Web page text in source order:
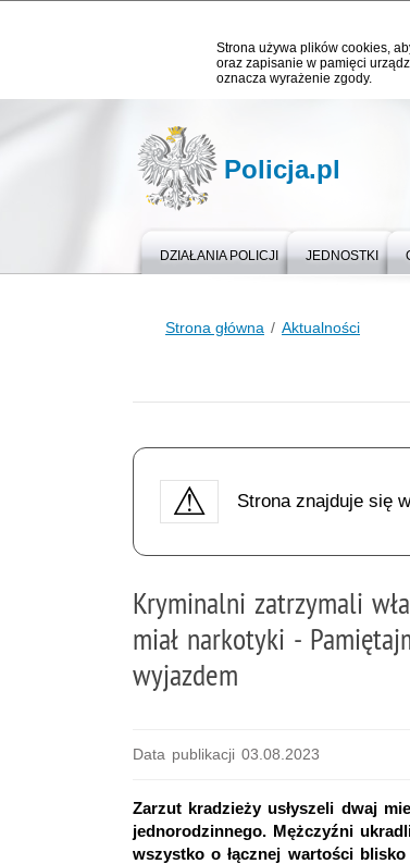
Strona używa plików cookies,
oraz zapisanie w pamięci
oznacza wyrażenie zgody.
Policja.pl
DZIAŁANIA POLICJI JEDNOSTKI
Strona główna Aktualności
Strona znajduje się
Kryminalni zatrzymali
miał narkotyki -
wyjazdem
Data publikacji 03.08.2023
Zarzut kradzieży usłyszeli dwaj
jednorodzinnego. Mężczyźni
wszystko o łącznej wartości